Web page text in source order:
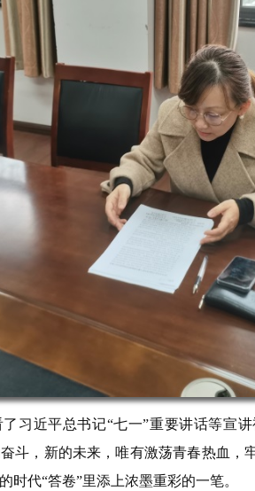
习近平总书记“七一”重要讲话等宣
斗，新的未来，唯有激荡青春热血，
时代“答卷”里添上浓墨重彩的一笔。